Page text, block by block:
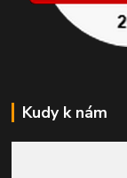
Kudy k nám